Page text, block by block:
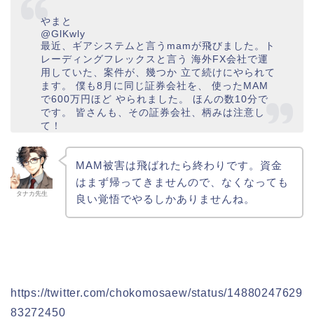
やまと
@GlKwly
最近、ギアシステムと言うmamが飛びました。ト
レーディングフレックスと言う 海外FX会社で運
用していた、案件が、幾つか 立て続けにやられて
ます。 僕も8月に同じ証券会社を、 使ったMAM
で600万円ほど やられました。 ほんの数10分で
です。 皆さんも、その証券会社、柄みは注意し
て！
タナカ先生
MAM被害は飛ばれたら終わりです。資金
はまず帰ってきませんので、なくなっても
良い覚悟でやるしかありませんね。
https://twitter.com/chokomosaew/status/14880247629
83272450